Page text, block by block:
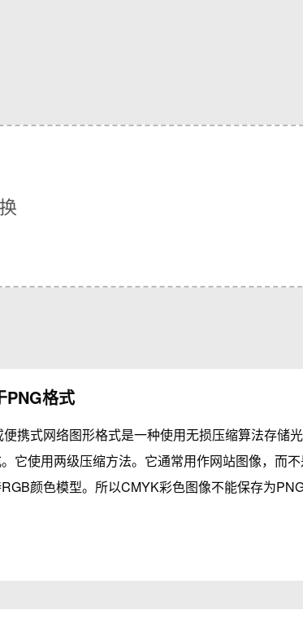
PNG格式
便携式网络图形格式是一种使用无损压缩算法存储
它使用两级压缩方法。它通常用作网站图像，而
颜色模型。所以CMYK彩色图像不能保存为PNG